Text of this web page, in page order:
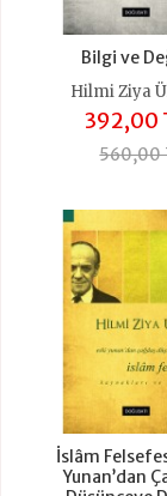
Bilgi ve
Hilmi Ziya
392,00
560,00
İslâm
Yunan’dan